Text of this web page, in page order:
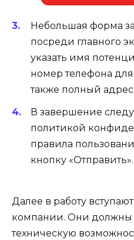
Небольшая форма
посреди главного
указать имя
номер телефона для
также полный
В завершение
политикой
правила
кнопку «Отправить».
Далее в работу
компании. Они должны
техническую